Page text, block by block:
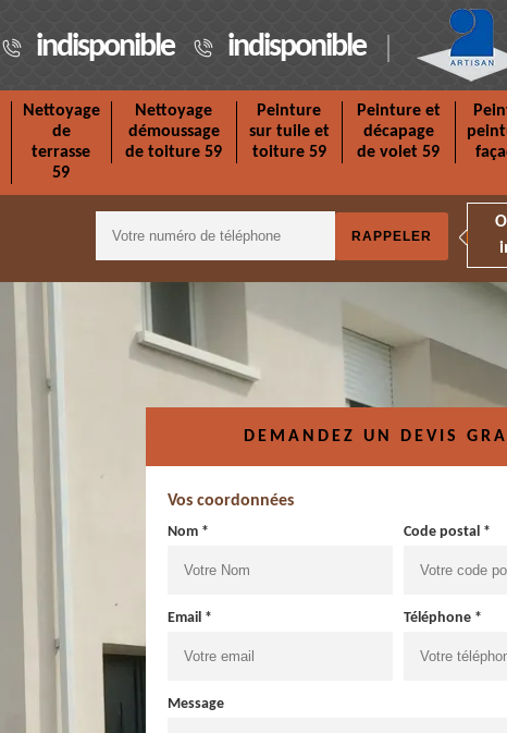
indisponible indisponible
Nettoyage
de
terrasse
59
Nettoyage
démoussage
de toiture 59
Peinture
sur tuile et
toiture 59
Peinture et
décapage
de volet 59
DEMANDEZ UN DEVIS
Vos coordonnées
Nom * Code postal *
Email * Téléphone *
Message